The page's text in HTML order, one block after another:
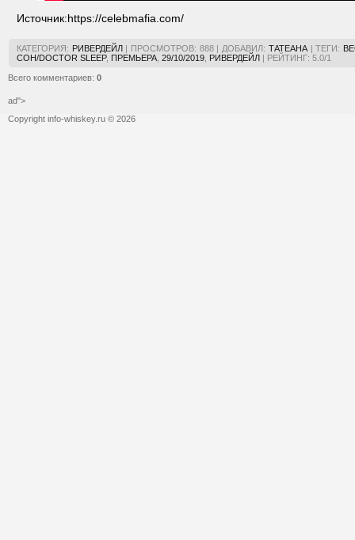
Источник:https://celebmafia.com/
КАТЕГОРИЯ: РИВЕРДЕЙЛ| ПРОСМОТРОВ: 888| ДОБАВИЛ: ТАТЕАНА |ТЕГИ:
СОН/DOCTOR SLEEP, ПРЕМЬЕРА 29/10/2019 РИВЕРДЕЙЛ | РЕЙТИНГ: 5.0/1
Всего комментариев: 0
ad">
Copyright info-whiskey.ru © 2026